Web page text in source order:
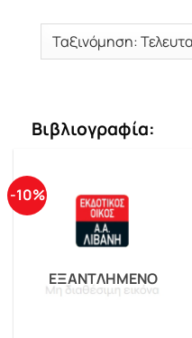
Βιβλιογραφία:
-10%
ΕΞΑΝΤΛΗΜΈΝΟ